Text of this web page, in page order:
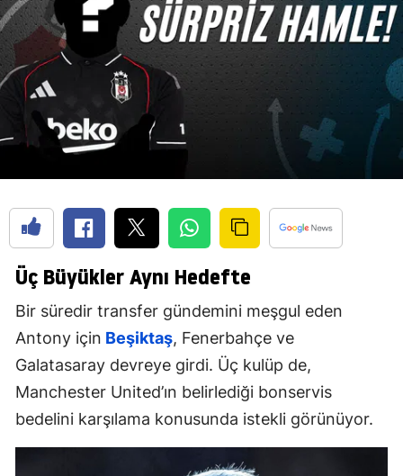
Üç Büyükler Aynı Hedefte
Bir süredir transfer gündemini meşgul eden
Antony için Beşiktaş, Fenerbahçe ve
Galatasaray devreye girdi. Üç kulüp de,
Manchester United’ın belirlediği bonservis
bedelini karşılama konusunda istekli görünüyor.